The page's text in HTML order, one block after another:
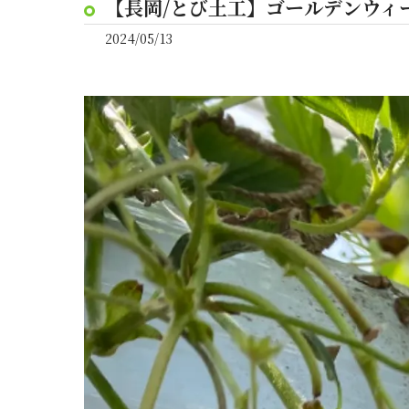
【長岡/とび土工】ゴールデンウィ
2024/05/13